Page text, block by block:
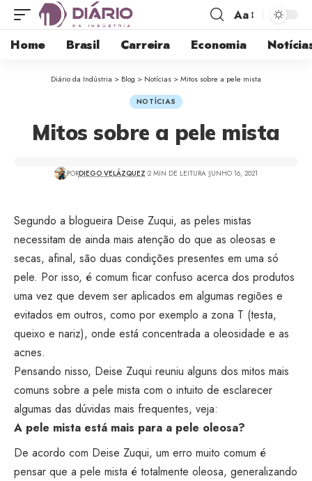
Aa
Home Brasil Carreira Economia
Diário da Indústria > Blog > Notícias >Mitos sobre a pele mista
NOTÍCIAS
Mitos sobre a pele mista
PORDIEGO VELÁZQUEZ 2 MIN DE LEITURA JUNHO 16, 2021
Segundo a blogueira Deise Zuqui, as peles mistas
necessitam de ainda mais atenção do que as oleosas e
secas, afinal, são duas condições presentes em uma só
pele. Por isso, é comum ficar confuso acerca dos produtos
uma vez que devem ser aplicados em algumas regiões e
evitados em outros, como por exemplo a zona T (testa,
queixo e nariz), onde está concentrada a oleosidade e as
acnes.
Pensando nisso, Deise Zuqui reuniu alguns dos mitos mais
comuns sobre a pele mista com o intuito de esclarecer
algumas das dúvidas mais frequentes, veja:
A pele mista está mais para a pele oleosa?
De acordo com Deise Zuqui, um erro muito comum é
pensar que a pele mista é totalmente oleosa, generalizando